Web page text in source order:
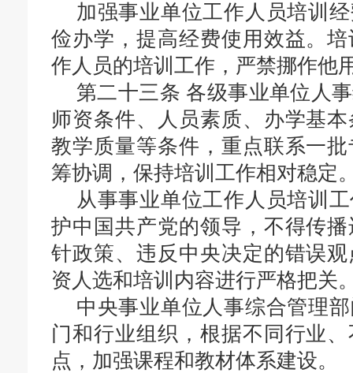
加强事业单位工作人员培训
俭办学，提高经费使用效益。培
作人员的培训工作，严禁挪作他
第二十三条 各级事业单位人
师资条件、人员素质、办学基
教学质量等条件，重点联系一
筹协调，保持培训工作相对稳定
从事事业单位工作人员培训
护中国共产党的领导，不得传
针政策、违反中央决定的错误
资人选和培训内容进行严格把关
中央事业单位人事综合管理
门和行业组织，根据不同行业
点，加强课程和教材体系建设。